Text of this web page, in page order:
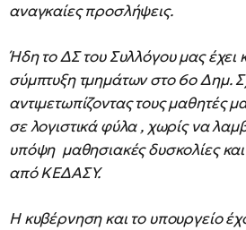
αναγκαίες προσλήψεις.
Ήδη το ΔΣ του Συλλόγου μας έχει
σύμπτυξη τμημάτων στο 6ο Δημ.
αντιμετωπίζοντας τους μαθητές
σε λογιστικά φύλα , χωρίς να
υπόψη μαθησιακές δυσκολίες
από ΚΕΔΑΣΥ.
Η κυβέρνηση και το υπουργείο